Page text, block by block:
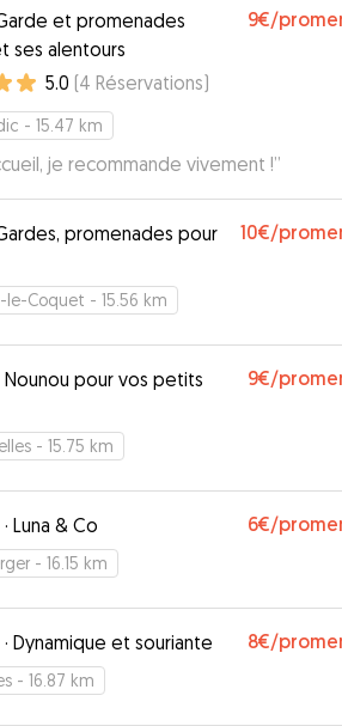
et promenades
et ses alentours
9€/
5.0 (4 Réservations)
- 15.47 km
je recommande vivement !”
promenades pour
10€/
le-Coquet - 15.56 km
Nounou pour vos petits
9€/
- 15.75 km
· Luna & Co 6€/
- 16.15 km
· Dynamique et souriante 8€/
- 16.87 km